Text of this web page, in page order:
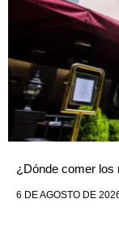
¿Dónde comer los
6 DE AGOSTO DE